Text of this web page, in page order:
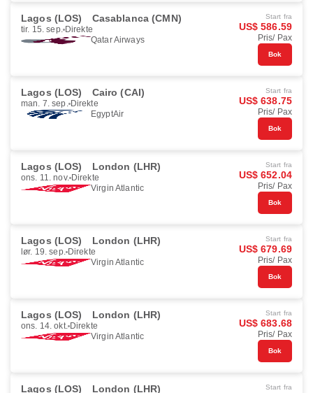
Lagos (LOS) Casablanca (CMN)
tir. 15. sep. Direkte
Qatar Airways
Start fra
US$ 586.59
Pris/ Pax
Bok
Lagos (LOS) Cairo (CAI)
man. 7. sep. Direkte
EgyptAir
Start fra
US$ 638.75
Pris/ Pax
Bok
Lagos (LOS) London (LHR)
ons. 11. nov. Direkte
Virgin Atlantic
Start fra
US$ 652.04
Pris/ Pax
Bok
Lagos (LOS) London (LHR)
lør. 19. sep. Direkte
Virgin Atlantic
Start fra
US$ 679.69
Pris/ Pax
Bok
Lagos (LOS) London (LHR)
ons. 14. okt. Direkte
Virgin Atlantic
Start fra
US$ 683.68
Pris/ Pax
Bok
Lagos (LOS) London (LHR) Start fra